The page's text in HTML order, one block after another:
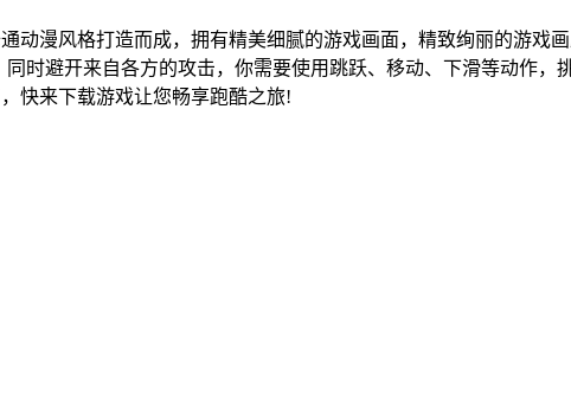
动漫风格打造而成，拥有精美细腻的游戏画面，精致绚丽的游戏
时避开来自各方的攻击，你需要使用跳跃、移动、下滑等动作，
快来下载游戏让您畅享跑酷之旅!